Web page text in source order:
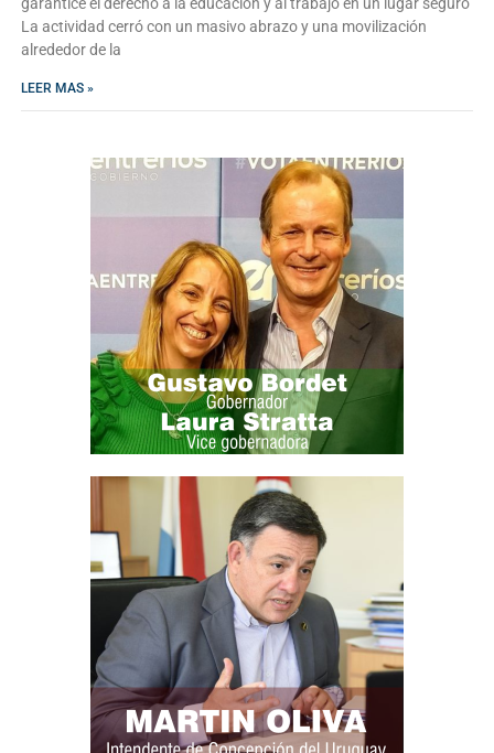
La actividad cerró con un masivo abrazo y una movilización
alrededor de la
LEER MAS »